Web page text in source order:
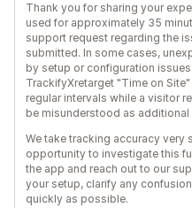
Thank you for sharing your
used for approximately 35
support request regarding the
submitted. In some cases,
by setup or configuration
TrackifyXretarget "Time on
regular intervals while a visitor
be misunderstood as additional
We take tracking accuracy very
opportunity to investigate this
the app and reach out to our
your setup, clarify any
quickly as possible.